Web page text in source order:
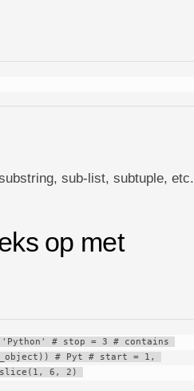
sub-list, subtuple, etc.
op met
# stop = 3 # contains
# Pyt # start = 1,
slice(1, 6, 2)